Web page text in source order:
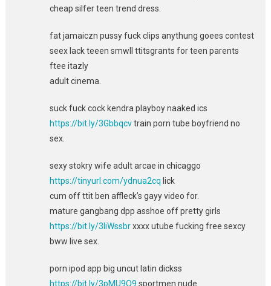
cheap silfer teen trend dress.
fat jamaiczn pussy fuck clips anythung goees contest
seex lack teeen smwll ttitsgrants for teen parents
ftee itazly
adult cinema.
suck fuck cock kendra playboy naaked ics
https://bit.ly/3Gbbqcvtrain porn tube boyfriend no
sex.
sexy stokry wife adult arcae in chicaggo
https://tinyurl.com/ydnua2cq lick
cum off ttit ben affleck’s gayy video for.
mature gangbang dpp asshoe off pretty girls
https://bit.ly/3liWssbrxxxx utube fucking free sexcy
bww live sex.
porn ipod app big uncut latin dickss
https://bit.ly/3pMU9Q9 sportmen nude